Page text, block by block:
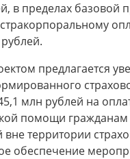
в пределах базовой
предлагается
млн рублей на
помощи гражданам
вне территории
обеспечение